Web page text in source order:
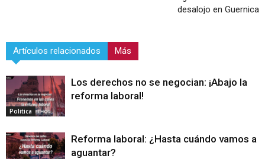
desalojo en Guernica
Artículos relacionados Más
Politica
Los derechos no se negocian: ¡Abajo la
reforma laboral!
Reforma laboral: ¿Hasta cuándo vamos a
aguantar?